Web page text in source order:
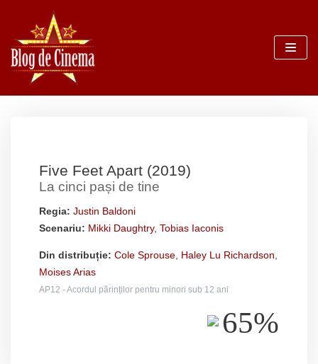
Sari
la
conținut
Five Feet Apart (2019)
La cinci pași de tine
Regia: Justin Baldoni
Scenariu: Mikki Daughtry, Tobias Iaconis
Din distribuție: Cole Sprouse Haley Lu Richardson
Moises Arias
AP12 - Acordul părinților pentru minori sub 12 ani
65%